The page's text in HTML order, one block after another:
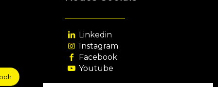
Linkedin
Instagram
Facebook
Youtube